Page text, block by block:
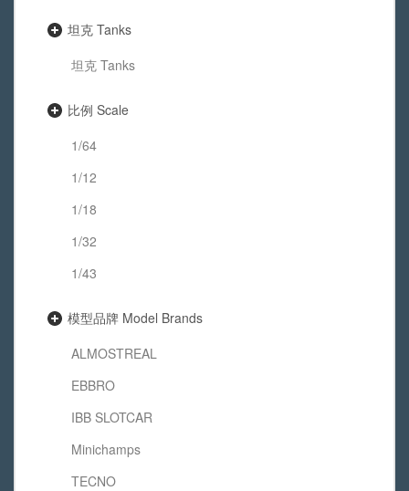
坦克 Tanks
坦克 Tanks
比例 Scale
1/64
1/12
1/18
1/32
1/43
模型品牌 Model Brands
ALMOSTREAL
EBBRO
IBB SLOTCAR
Minichamps
TECNO